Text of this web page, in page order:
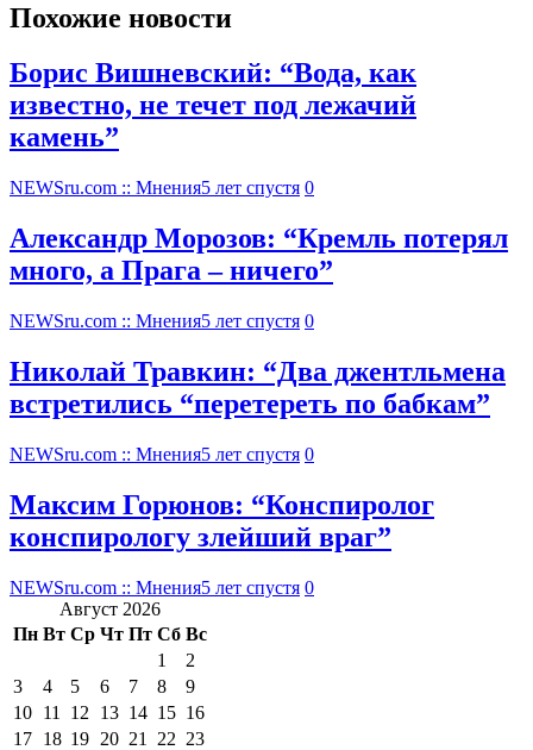
Похожие новости
Борис Вишневский: “Вода, как
известно, не течет под лежачий
камень”
NEWSru.com :: Мнения5 лет спустя 0
Александр Морозов: “Кремль потерял
много, а Прага – ничего”
NEWSru.com :: Мнения5 лет спустя 0
Николай Травкин: “Два джентльмена
встретились “перетереть по бабкам”
NEWSru.com :: Мнения5 лет спустя 0
Максим Горюнов: “Конспиролог
конспирологу злейший враг”
NEWSru.com :: Мнения5 лет спустя 0
Август 2026
Пн Вт Ср Чт Пт Сб Вс
1
2
3
4 5 6 7 8
9
10 11 12 13 14 15 16
17 18 19 20 21 22 23